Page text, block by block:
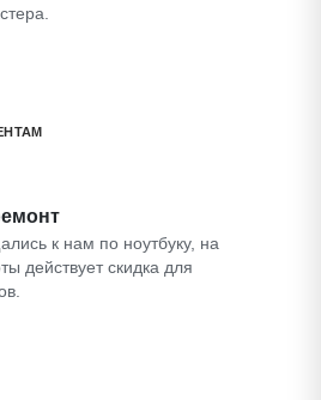
к нам по ноутбуку, на
действует скидка для